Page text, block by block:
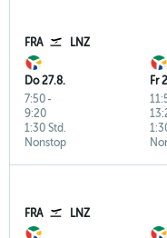
FRA LNZ
Do 27.8.
7:50-
9:20
Nonstop
1:30 Std.
Fr
FRA LNZ